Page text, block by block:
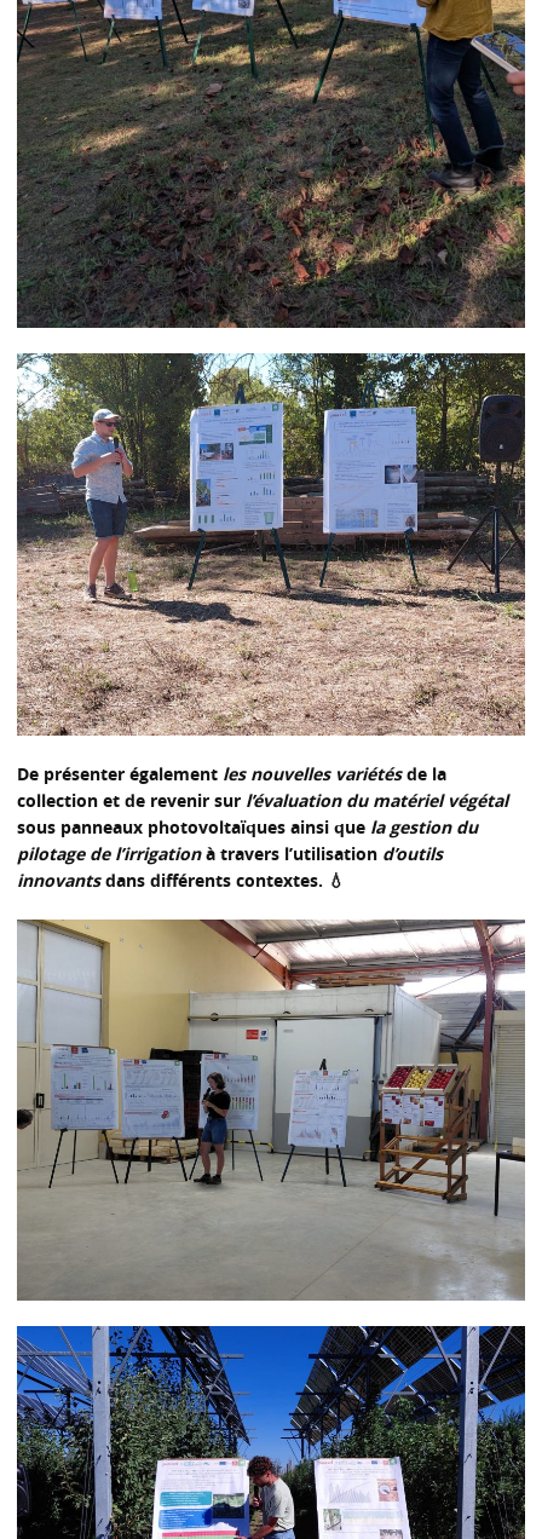
De présenter également les nouvelles variétés de la
collection et de revenir sur l’évaluation du matériel végétal
sous panneaux photovoltaïques ainsi que la gestion du
pilotage de l’irrigation à travers l’utilisation d’outils
innovants dans différents contextes. 💧